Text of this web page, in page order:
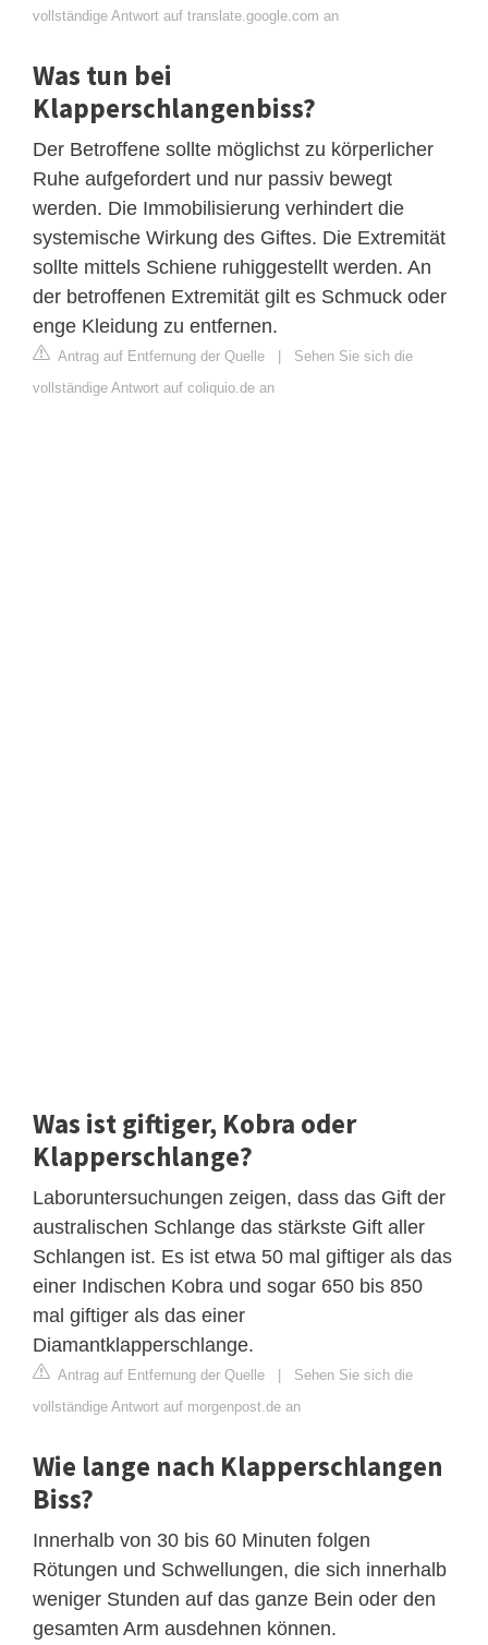
vollständige Antwort auf translate.google.com an
Was tun bei
Klapperschlangenbiss?
Der Betroffene sollte möglichst zu körperlicher
Ruhe aufgefordert und nur passiv bewegt
werden. Die Immobilisierung verhindert die
systemische Wirkung des Giftes. Die Extremität
sollte mittels Schiene ruhiggestellt werden. An
der betroffenen Extremität gilt es Schmuck oder
enge Kleidung zu entfernen.
Antrag auf Entfernung der Quelle | Sehen Sie sich die
vollständige Antwort auf coliquio.de an
Was ist giftiger, Kobra oder
Klapperschlange?
Laboruntersuchungen zeigen, dass das Gift der
australischen Schlange das stärkste Gift aller
Schlangen ist. Es ist etwa 50 mal giftiger als das
einer Indischen Kobra und sogar 650 bis 850
mal giftiger als das einer
Diamantklapperschlange.
Antrag auf Entfernung der Quelle | Sehen Sie sich die
vollständige Antwort auf morgenpost.de an
Wie lange nach Klapperschlangen
Biss?
Innerhalb von 30 bis 60 Minuten folgen
Rötungen und Schwellungen, die sich innerhalb
weniger Stunden auf das ganze Bein oder den
gesamten Arm ausdehnen können.